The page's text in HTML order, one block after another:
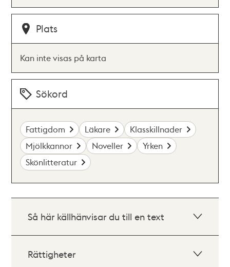
Plats
Kan inte visas på karta
Sökord
Fattigdom Läkare
Klasskillnader
Mjölkkannor
Noveller
Yrken
Skönlitteratur
Så här källhänvisar du till en text
Rättigheter